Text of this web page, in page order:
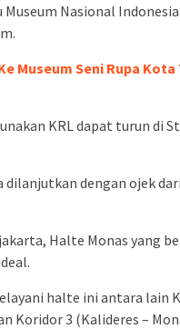
Museum Nasional
Museum Seni Rupa
KRL dapat turun di
dilanjutkan dengan ojek
Halte Monas yang
halte ini antara lain
Koridor 3 (Kalideres –